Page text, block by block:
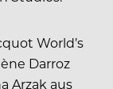
World’s
Darroz
Arzak aus